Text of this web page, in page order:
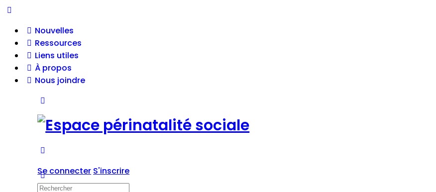
Nouvelles
Ressources
Liens utiles
À propos
Nous joindre
Se connecter S'inscrire